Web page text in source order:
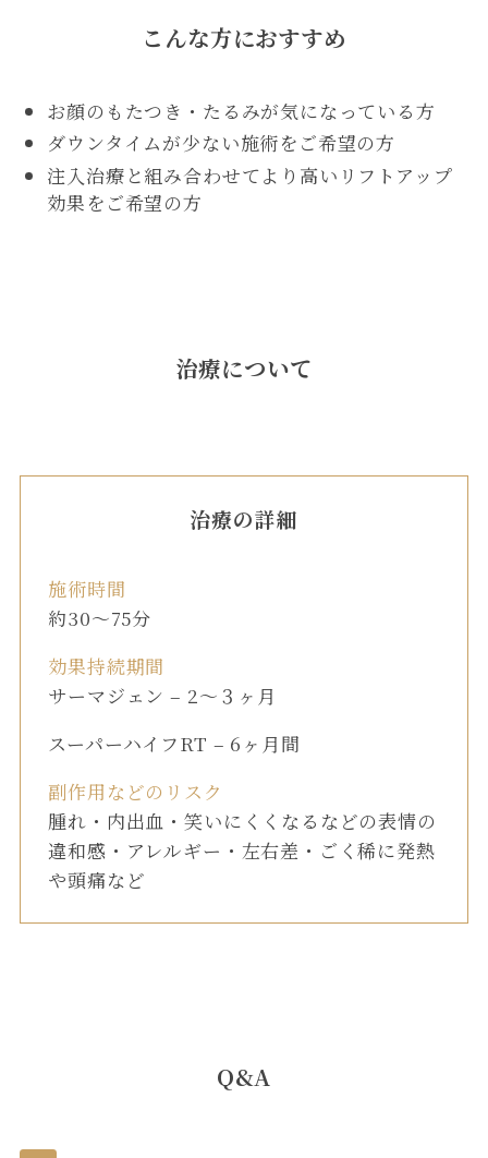
こんな方におすすめ
お顔のもたつき・たるみが気になっている方
ダウンタイムが少ない施術をご希望の方
注入治療と組み合わせてより高いリフトアップ
効果をご希望の方
治療について
治療の詳細
施術時間
約30〜75分
効果持続期間
サーマジェン – 2〜３ヶ月
スーパーハイフRT – 6ヶ月間
副作用などのリスク
腫れ・内出血・笑いにくくなるなどの表情の
違和感・アレルギー・左右差・ごく稀に発熱
や頭痛など
Q&A